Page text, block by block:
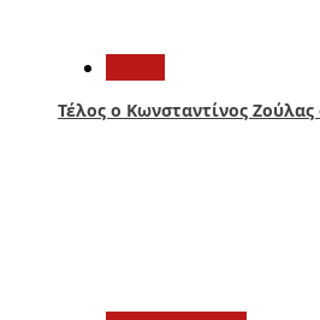
Τέλος ο Κωνσταντίνος